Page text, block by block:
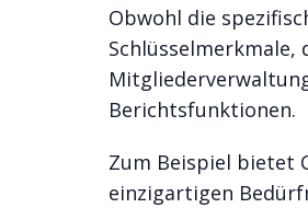
Obwohl die
Schlüsselmerkmale,
Berichtsfunktionen.
Zum Beispiel bietet
einzigartigen